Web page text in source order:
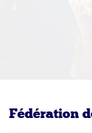
Fédération